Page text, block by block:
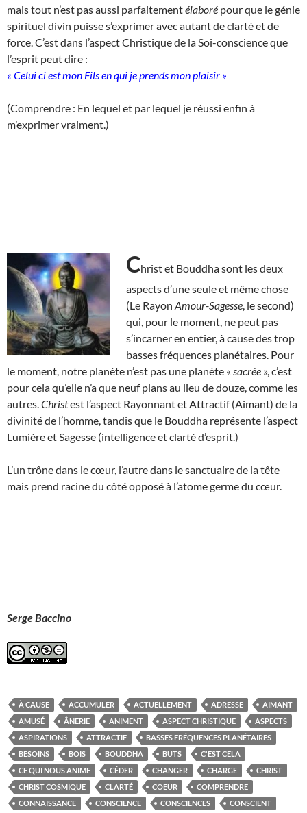
mais tout n’est pas aussi parfaitementélaboré pour que le génie
spirituel divin puisse s’exprimer avec autant de clarté et de
force. C’est dans l’aspect Christique de la Soi-conscience que
l’esprit peut dire :
« Celui ci est mon Fils en qui je prends mon plaisir »
(Comprendre : En lequel et par lequel je réussi enfin à
m’exprimer vraiment.)
Christ et Bouddha sont les deux
aspects d’une seule et même chose
(Le Rayon Amour-Sagesse , le second)
qui, pour le moment, ne peut pas
s’incarner en entier, à cause des trop
basses fréquences planétaires. Pour
le moment, notre planète n’est pas une planète « sacrée », c’est
pour cela qu’elle n’a que neuf plans au lieu de douze, comme les
autres. Christest l’aspect Rayonnant et Attractif (Aimant) de la
divinité de l’homme, tandis que le Bouddha représente l’aspect
Lumière et Sagesse (intelligence et clarté d’esprit.)
L’un trône dans le cœur, l’autre dans le sanctuaire de la tête
mais prend racine du côté opposé à l’atome germe du cœur.
Serge Baccino
À CAUSE ACCUMULER ACTUELLEMENT ADRESSE
AIMANT
AMUSÉ
ÂNERIE ANIMENT ASPECT CHRISTIQUE
ASPECTS
ASPIRATIONS
ATTRACTIF
BASSES FRÉQUENCES PLANÉTAIRES
BESOINS
BOIS BOUDDHA BUTS
C'EST CELA
CE QUI NOUS ANIME
CÉDER CHANGER CHARGE
CHRIST
CHRIST COSMIQUE
CLARTÉ COEUR
COMPRENDRE
CONNAISSANCE
CONSCIENCE CONSCIENCES
CONSCIENT